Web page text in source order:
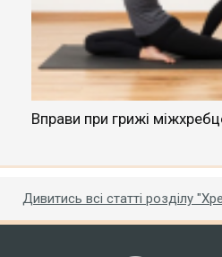
Вправи при грижі
Дивитись всі статті розділу